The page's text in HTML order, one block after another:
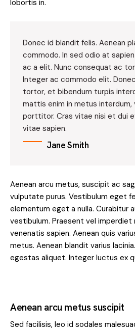
lobortis in.
Donec id blandit felis. Aenean
commodo. In sed odio at
ac a elit. Nunc consequat ac
Integer ac commodo elit.
tortor, et bibendum turpis
mattis enim in metus interdum,
porttitor. Cras vitae nisi et dui
vitae sapien.
Jane Smith
Aenean arcu metus, suscipit ac
vulputate purus. Vestibulum eget
elementum eget a nulla. Curabitur
vestibulum. Praesent vel imperdiet
venenatis sapien. Aenean quis
metus. Aenean blandit varius
egestas aliquet. Integer luctus ex
Aenean arcu metus suscipit
Sed facilisis, leo id sodales